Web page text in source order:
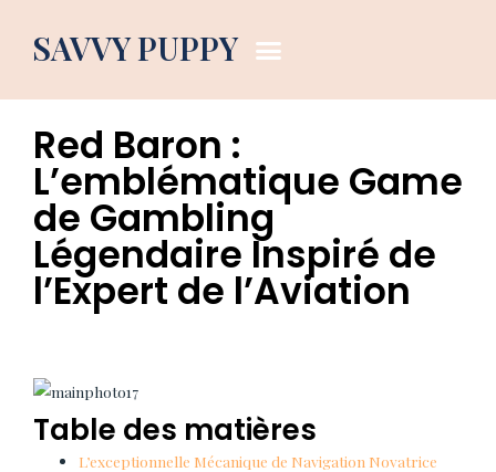
SAVVY PUPPY
Red Baron :
L’emblématique Game
de Gambling
Légendaire Inspiré de
l’Expert de l’Aviation
Table des matières
L’exceptionnelle Mécanique de Navigation Novatrice